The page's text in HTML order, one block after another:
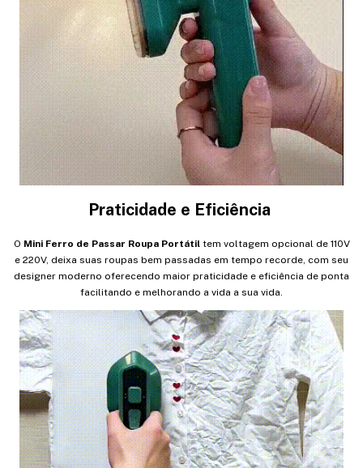
Praticidade e Eficiência
O Mini Ferro de Passar Roupa Portátil tem voltagem opcional de 110V
e 220V, deixa suas roupas bem passadas em tempo recorde, com seu
designer moderno oferecendo maior praticidade e eficiência de ponta
facilitando e melhorando a vida a sua vida.